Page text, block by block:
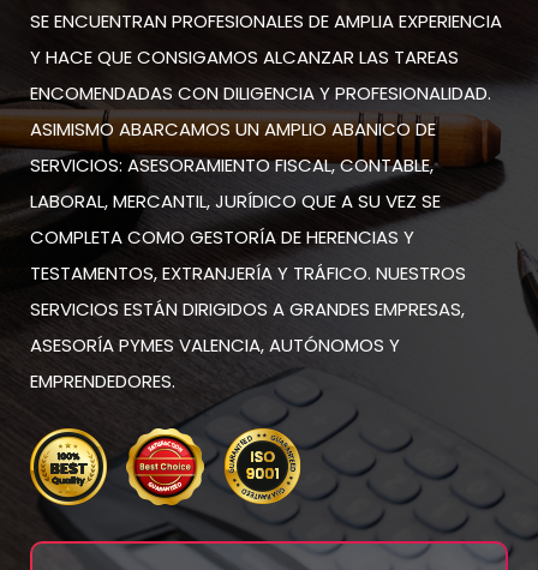
SE ENCUENTRAN PROFESIONALES DE AMPLIA EXPERIENCIA
Y HACE QUE CONSIGAMOS ALCANZAR LAS TAREAS
ENCOMENDADAS CON DILIGENCIA Y PROFESIONALIDAD.
ASIMISMO ABARCAMOS UN AMPLIO ABANICO DE
SERVICIOS: ASESORAMIENTO FISCAL, CONTABLE,
LABORAL, MERCANTIL, JURÍDICO QUE A SU VEZ SE
COMPLETA COMO GESTORÍA DE HERENCIAS Y
TESTAMENTOS, EXTRANJERÍA Y TRÁFICO. NUESTROS
SERVICIOS ESTÁN DIRIGIDOS A GRANDES EMPRESAS,
ASESORÍA PYMES VALENCIA, AUTÓNOMOS Y
EMPRENDEDORES.